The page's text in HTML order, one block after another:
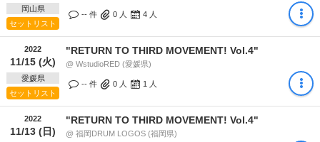
岡山県
セットリスト
-- 件 0 人 4 人
2022
11/15 (火)
愛媛県
セットリスト
"RETURN TO THIRD MOVEMENT! Vol.4"
@ WstudioRED (愛媛県)
-- 件 0 人 1 人
2022
11/13 (日)
"RETURN TO THIRD MOVEMENT! Vol.4"
@ 福岡DRUM LOGOS (福岡県)